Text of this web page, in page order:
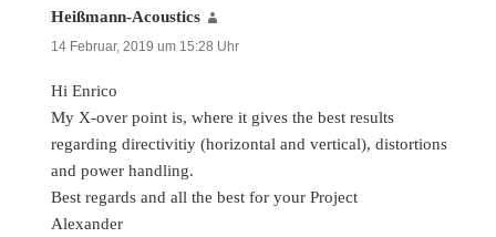
Heißmann-Acoustics
14 Februar, 2019 um 15:28 Uhr
Hi Enrico
My X-over point is, where it gives the best results
regarding directivitiy (horizontal and vertical), distortions
and power handling.
Best regards and all the best for your Project
Alexander